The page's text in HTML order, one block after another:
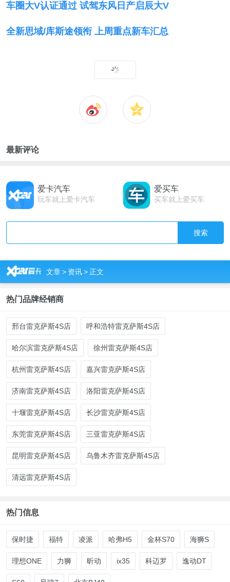
车圈大V认证通过 试驾东风日产启辰大V
全新思域/库斯途领衔 上周重点新车汇总
最新评论
爱卡汽车
玩车就上爱卡汽车
爱买车
买车就上爱买车
搜索
R 文章> 资讯>正文
热门品牌经销商
邢台雷克萨斯4S店 呼和浩特雷克萨斯4S店
哈尔滨雷克萨斯4S店 徐州雷克萨斯4S店
杭州雷克萨斯4S店 嘉兴雷克萨斯4S店
济南雷克萨斯4S店 洛阳雷克萨斯4S店
十堰雷克萨斯4S店 长沙雷克萨斯4S店
东莞雷克萨斯4S店 三亚雷克萨斯4S店
昆明雷克萨斯4S店 乌鲁木齐雷克萨斯4S店
清远雷克萨斯4S店
热门信息
保时捷 福特 凌派 哈弗H5 金杯S70 海狮S
理想ONE 力狮 昕动 ix35 科迈罗 逸动DT